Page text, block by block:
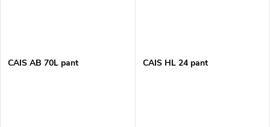
CAIS AB 70L pant CAIS HL 24 pant